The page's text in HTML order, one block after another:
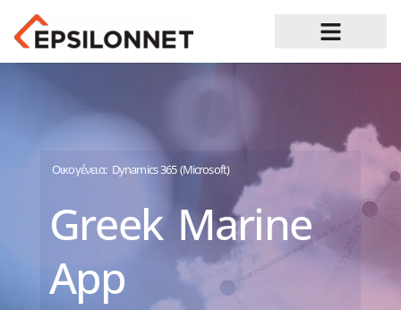
Οικογένεια: Dynamics 365 (Microsoft)
Greek Marine
App